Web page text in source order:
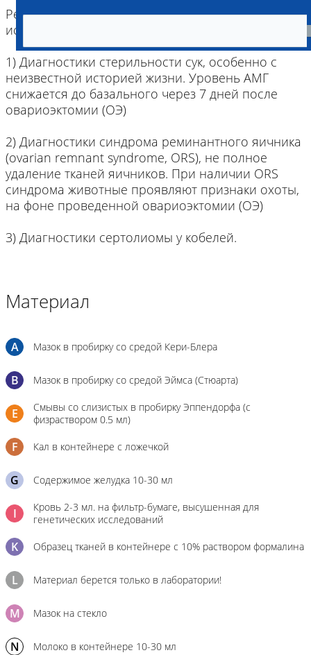
Резльтаты данного исследования могут быть
использованы для:
1) Диагностики стерильности сук, особенно с
неизвестной историей жизни. Уровень АМГ
снижается до базального через 7 дней после
овариоэктомии (ОЭ)
2) Диагностики синдрома реминантного яичника
(ovarian remnant syndrome, ORS), не полное
удаление тканей яичников. При наличии ORS
синдрома животные проявляют признаки охоты,
на фоне проведенной овариоэктомии (ОЭ)
3) Диагностики сертолиомы у кобелей.
Материал
A Мазок в пробирку со средой Кери-Блера
B Мазок в пробирку со средой Эймса (Стюарта)
E
Смывы со слизистых в пробирку Эппендорфа (с
физраствором 0.5 мл)
F Кал в контейнере с ложечкой
G Содержимое желудка 10-30 мл
I
Кровь 2-3 мл. на фильтр-бумаге, высушенная для
генетических исследований
K Образец тканей в контейнере с 10% раствором формалина
L Материал берется только в лаборатории!
M Мазок на стекло
N Молоко в контейнере 10-30 мл